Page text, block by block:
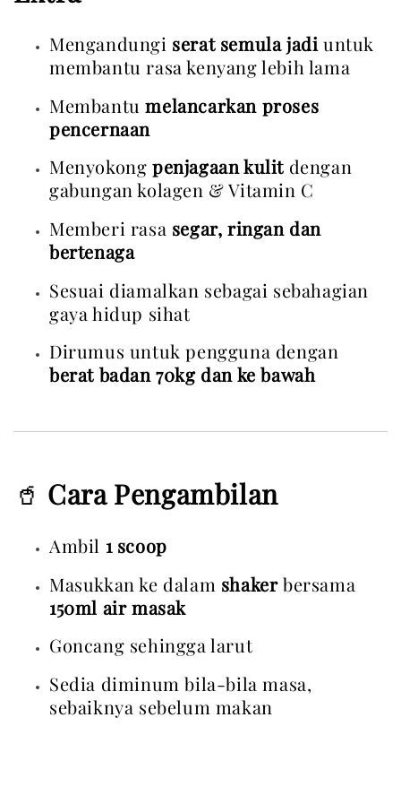
Mengandungi serat semula jadi untuk
membantu rasa kenyang lebih lama
Membantu melancarkan proses
pencernaan
Menyokong penjagaan kulit dengan
gabungan kolagen & Vitamin C
Memberi rasa segar, ringan dan
bertenaga
Sesuai diamalkan sebagai sebahagian
gaya hidup sihat
berat badan 70kg dan ke bawah
🥤 Cara Pengambilan
Ambil 1 scoop
Masukkan ke dalam shaker
150ml air masak
Goncang sehingga larut
Sedia diminum bila-bila masa,
sebaiknya sebelum makan